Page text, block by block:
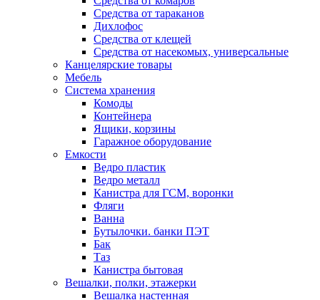
Средства от тараканов
Дихлофос
Средства от клещей
Средства от насекомых, универсальные
Канцелярские товары
Мебель
Система хранения
Комоды
Контейнера
Ящики, корзины
Гаражное оборудование
Емкости
Ведро пластик
Ведро металл
Канистра для ГСМ, воронки
Фляги
Ванна
Бутылочки. банки ПЭТ
Бак
Таз
Канистра бытовая
Вешалки, полки, этажерки
Вешалка настенная